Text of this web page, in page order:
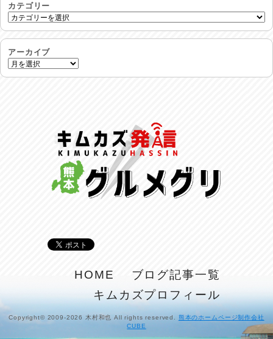
生活支援情報
土用丑の日♪
2026/07/28
反省会♪
カテゴリー
アーカイブ
HOME
ブログ記事一覧
キムカズプロフィール
Copyright© 2009-2026 木村和也 All rights reserved. 熊本のホームページ制作会社
CUBE